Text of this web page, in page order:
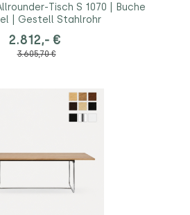
Tisch S 1070 | Buche
| Gestell Stahlrohr
2.812,- €
3.605,70 €